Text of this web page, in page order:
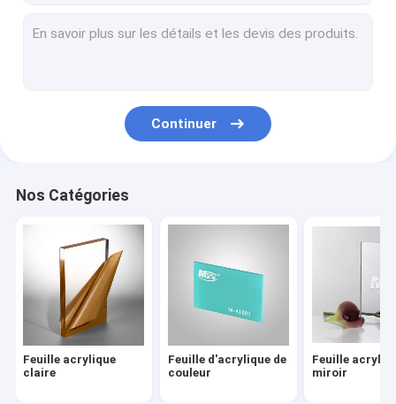
Feuille en plastique d'ABS
Feuille acrylique de scintillement
Feuille en plastique d'ESD
Plaque guide légère acrylique
Acrylique ignifuge
Continuer
Nos Catégories
Feuille acrylique
claire
Feuille d'acrylique de
couleur
Feuille
miroir